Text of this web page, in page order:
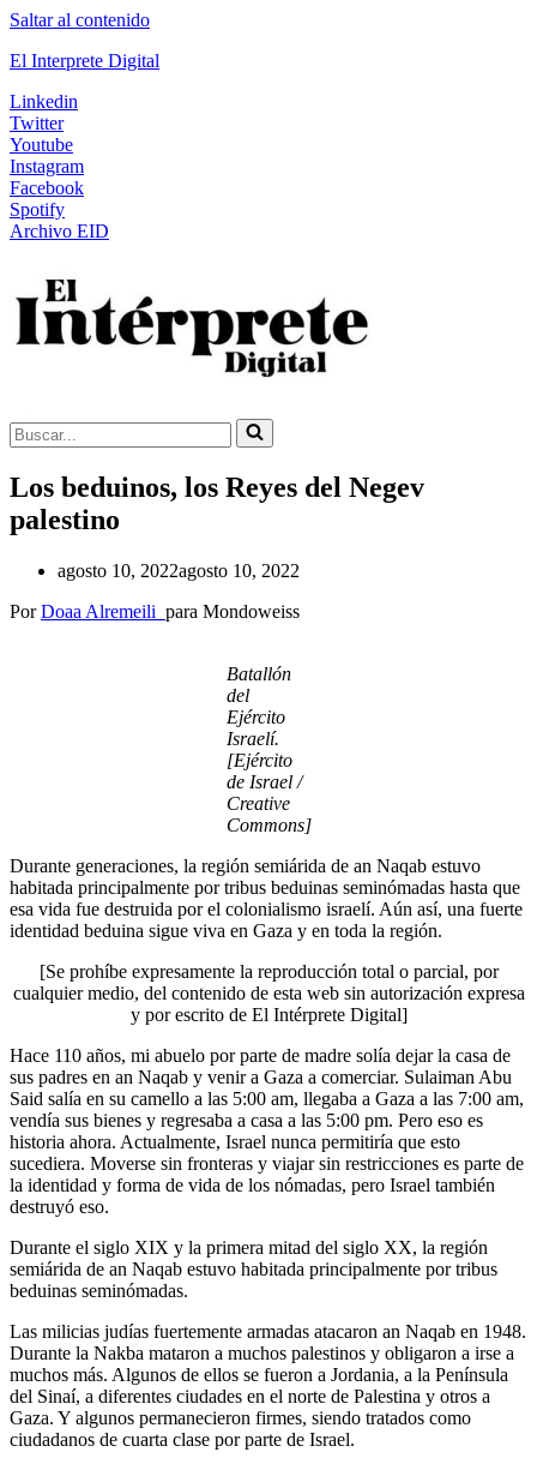
Saltar al contenido
El Interprete Digital
Linkedin
Twitter
Youtube
Instagram
Facebook
Spotify
Archivo EID
Buscar...
Los beduinos, los Reyes del Negev
palestino
agosto 10, 2022agosto 10, 2022
PorDoaa Alremeili para Mondoweiss
Batallón
del
Ejército
Israelí.
[Ejército
de Israel /
Creative
Commons]
Durante generaciones, la región semiárida de an Naqab estuvo
habitada principalmente por tribus beduinas seminómadas hasta que
esa vida fue destruida por el colonialismo israelí. Aún así, una fuerte
identidad beduina sigue viva en Gaza y en toda la región.
[Se prohíbe expresamente la reproducción total o parcial, por
cualquier medio, del contenido de esta web sin autorización expresa
y por escrito de El Intérprete Digital]
Hace 110 años, mi abuelo por parte de madre solía dejar la casa de
sus padres en an Naqab y venir a Gaza a comerciar. Sulaiman Abu
Said salía en su camello a las 5:00 am, llegaba a Gaza a las 7:00 am,
vendía sus bienes y regresaba a casa a las 5:00 pm. Pero eso es
historia ahora. Actualmente, Israel nunca permitiría que esto
sucediera. Moverse sin fronteras y viajar sin restricciones es parte de
la identidad y forma de vida de los nómadas, pero Israel también
destruyó eso.
Durante el siglo XIX y la primera mitad del siglo XX, la región
semiárida de an Naqab estuvo habitada principalmente por tribus
beduinas seminómadas.
Las milicias judías fuertemente armadas atacaron an Naqab en 1948.
Durante la Nakba mataron a muchos palestinos y obligaron a irse a
muchos más. Algunos de ellos se fueron a Jordania, a la Península
del Sinaí, a diferentes ciudades en el norte de Palestina y otros a
Gaza. Y algunos permanecieron firmes, siendo tratados como
ciudadanos de cuarta clase por parte de Israel.